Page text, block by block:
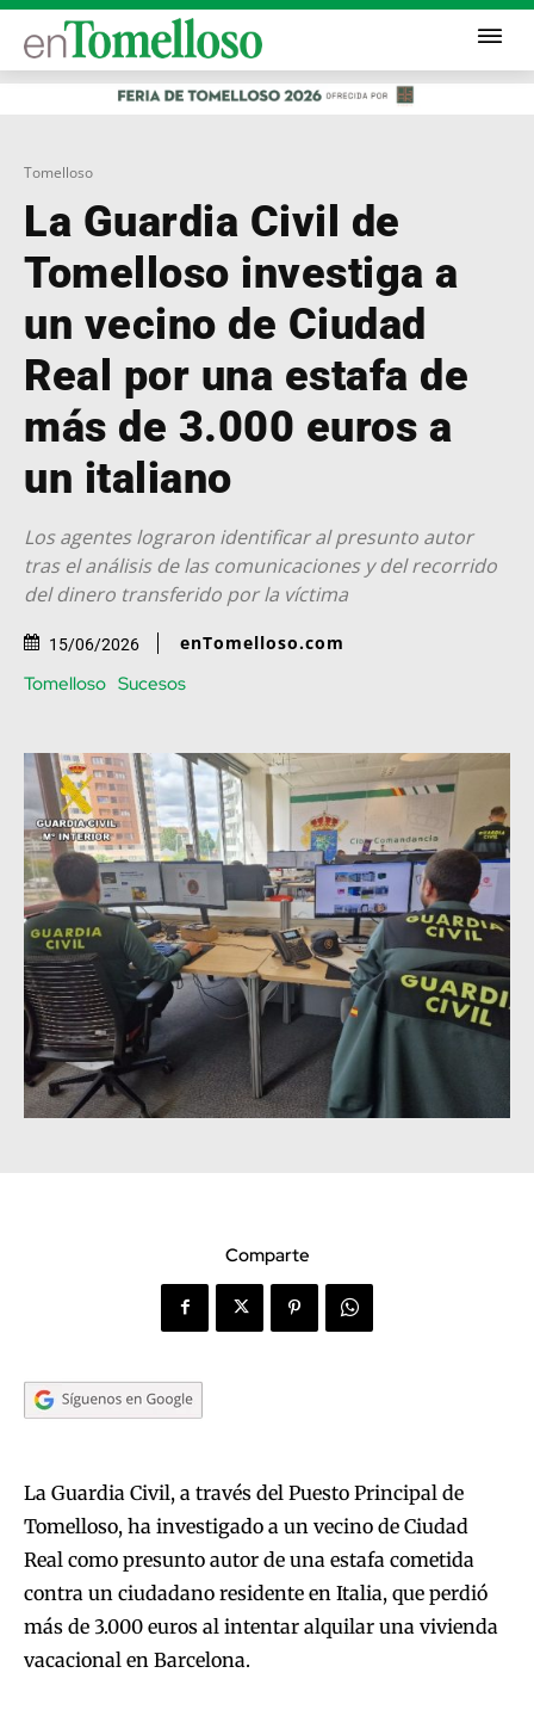
Tomelloso
La Guardia Civil de
Tomelloso investiga a
un vecino de Ciudad
Real por una estafa de
más de 3.000 euros a
un italiano
Los agentes lograron identificar al presunto autor
tras el análisis de las comunicaciones y del recorrido
del dinero transferido por la víctima
15/06/2026 enTomelloso.com
Tomelloso Sucesos
Comparte
La Guardia Civil, a través del Puesto Principal de
Tomelloso, ha investigado a un vecino de Ciudad
Real como presunto autor de una estafa cometida
contra un ciudadano residente en Italia, que perdió
más de 3.000 euros al intentar alquilar una vivienda
vacacional en Barcelona.